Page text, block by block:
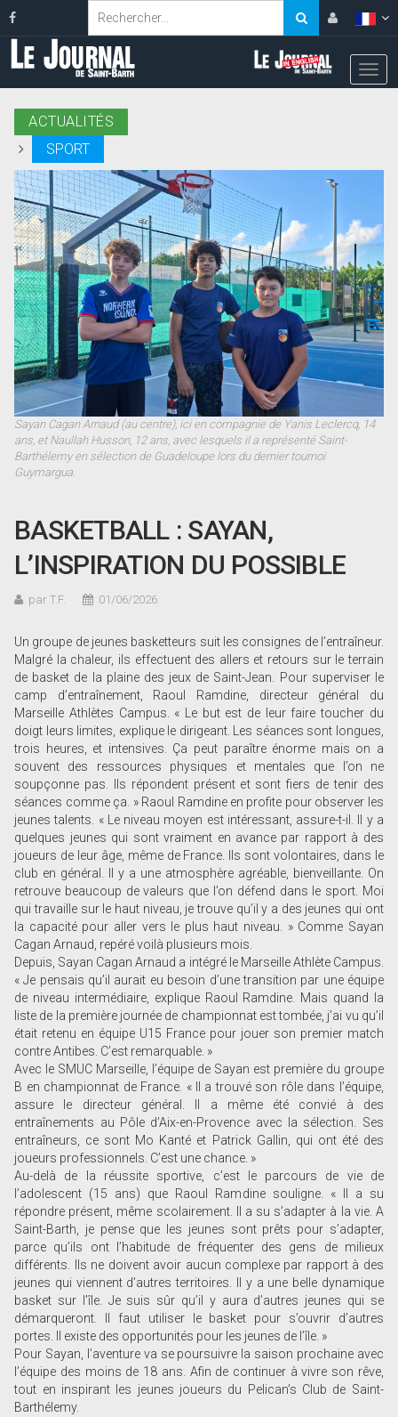
ACTUALITÉS
SPORT
Sayan Cagan Arnaud (au centre), ici en compagnie de Yanis Leclercq, 14
ans, et Naullah Husson, 12 ans, avec lesquels il a représenté Saint-
Barthélemy en sélection de Guadeloupe lors du dernier tournoi
Guymargua.
BASKETBALL : SAYAN,
L’INSPIRATION DU POSSIBLE
par T.F. 01/06/2026
Un groupe de jeunes basketteurs suit les consignes de l’entraîneur.
Malgré la chaleur, ils effectuent des allers et retours sur le terrain
de basket de la plaine des jeux de Saint-Jean. Pour superviser le
camp d’entraînement, Raoul Ramdine, directeur général du
Marseille Athlètes Campus. « Le but est de leur faire toucher du
doigt leurs limites, explique le dirigeant. Les séances sont longues,
trois heures, et intensives. Ça peut paraître énorme mais on a
souvent des ressources physiques et mentales que l’on ne
soupçonne pas. Ils répondent présent et sont fiers de tenir des
séances comme ça. » Raoul Ramdine en profite pour observer les
jeunes talents. « Le niveau moyen est intéressant, assure-t-il. Il y a
quelques jeunes qui sont vraiment en avance par rapport à des
joueurs de leur âge, même de France. Ils sont volontaires, dans le
club en général. Il y a une atmosphère agréable, bienveillante. On
retrouve beaucoup de valeurs que l’on défend dans le sport. Moi
qui travaille sur le haut niveau, je trouve qu’il y a des jeunes qui ont
la capacité pour aller vers le plus haut niveau. » Comme Sayan
Cagan Arnaud, repéré voilà plusieurs mois.
Depuis, Sayan Cagan Arnaud a intégré le Marseille Athlète Campus.
« Je pensais qu’il aurait eu besoin d’une transition par une équipe
de niveau intermédiaire, explique Raoul Ramdine. Mais quand la
liste de la première journée de championnat est tombée, j’ai vu qu’il
était retenu en équipe U15 France pour jouer son premier match
contre Antibes. C’est remarquable. »
Avec le SMUC Marseille, l’équipe de Sayan est première du groupe
B en championnat de France. « Il a trouvé son rôle dans l’équipe,
assure le directeur général. Il a même été convié à des
entraînements au Pôle d’Aix-en-Provence avec la sélection. Ses
entraîneurs, ce sont Mo Kanté et Patrick Gallin, qui ont été des
joueurs professionnels. C’est une chance. »
Au-delà de la réussite sportive, c’est le parcours de vie de
l’adolescent (15 ans) que Raoul Ramdine souligne. « Il a su
répondre présent, même scolairement. Il a su s’adapter à la vie. A
Saint-Barth, je pense que les jeunes sont prêts pour s’adapter,
parce qu’ils ont l’habitude de fréquenter des gens de milieux
différents. Ils ne doivent avoir aucun complexe par rapport à des
jeunes qui viennent d’autres territoires. Il y a une belle dynamique
basket sur l’île. Je suis sûr qu’il y aura d’autres jeunes qui se
démarqueront. Il faut utiliser le basket pour s’ouvrir d’autres
portes. Il existe des opportunités pour les jeunes de l’île. »
Pour Sayan, l’aventure va se poursuivre la saison prochaine avec
l’équipe des moins de 18 ans. Afin de continuer à vivre son rêve,
tout en inspirant les jeunes joueurs du Pelican’s Club de Saint-
Barthélemy.